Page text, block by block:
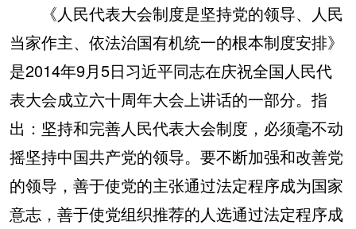
《人民代表大会制度是坚持党的领导、人民
当家作主、依法治国有机统一的根本制度安排》
是2014年9月5日习近平同志在庆祝全国人民代
表大会成立六十周年大会上讲话的一部分。指
出：坚持和完善人民代表大会制度，必须毫不动
摇坚持中国共产党的领导。要不断加强和改善党
的领导，善于使党的主张通过法定程序成为国家
意志，善于使党组织推荐的人选通过法定程序成